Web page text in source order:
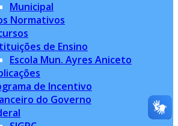
Municipal
Normativos
de Ensino
Escola Mun. Ayres Aniceto
de Incentivo
do Governo